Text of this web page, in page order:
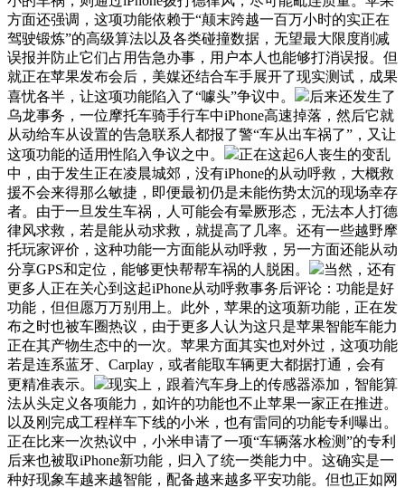
方面还强调，这项功能依赖于“颠末跨越一百万小时的实正在
驾驶锻炼”的高级算法以及各类碰撞数据，无望最大限度削减
误报并防止它们占用告急办事，用户本人也能够打消误报。但
就正在苹果发布会后，美媒还结合车手展开了现实测试，成果
喜忧各半，让这项功能陷入了“噱头”争议中。
后来还发生了
乌龙事务，一位摩托车骑手行车中iPhone高速掉落，然后它就
从动给车从设置的告急联系人都报了警“车从出车祸了”，又让
这项功能的适用性陷入争议之中。
正在这起6人丧生的变乱
中，由于发生正在凌晨城郊，没有iPhone的从动呼救，大概救
援不会来得那么敏捷，即便最初仍是未能伤势太沉的现场幸存
者。由于一旦发生车祸，人可能会有晕厥形态，无法本人打德
律风求救，若是能从动求救，就提高了几率。还有一些越野摩
托玩家评价，这种功能一方面能从动呼救，另一方面还能从动
分享GPS和定位，能够更快帮帮车祸的人脱困。
当然，还有
更多人正在关心到这起iPhone从动呼救事务后评论：功能是好
功能，但但愿万万别用上。此外，苹果的这项新功能，正在发
布之时也被车圈热议，由于更多人认为这只是苹果智能车能力
正在其产物生态中的一次。苹果方面其实也对外过，这项功能
若是连系蓝牙、Carplay，或者能取车辆更大都据打通，会有
更精准表示。
现实上，跟着汽车身上的传感器添加，智能算
法从头定义各项能力，如许的功能也不止苹果一家正在推进。
以及刚完成工程样车下线的小米，也有雷同的功能专利曝出。
正在比来一次热议中，小米申请了一项“车辆落水检测”的专利
后来也被取iPhone新功能，归入了统一类能力中。这确实是一
种好现象车越来越智能，配备越来越多平安功能。但也正如网